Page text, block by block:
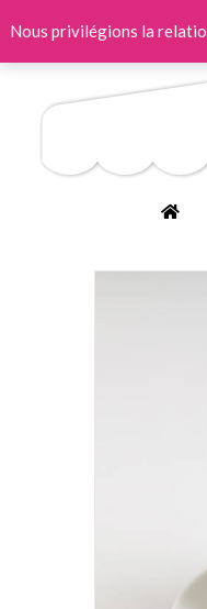
Nous privilégions la